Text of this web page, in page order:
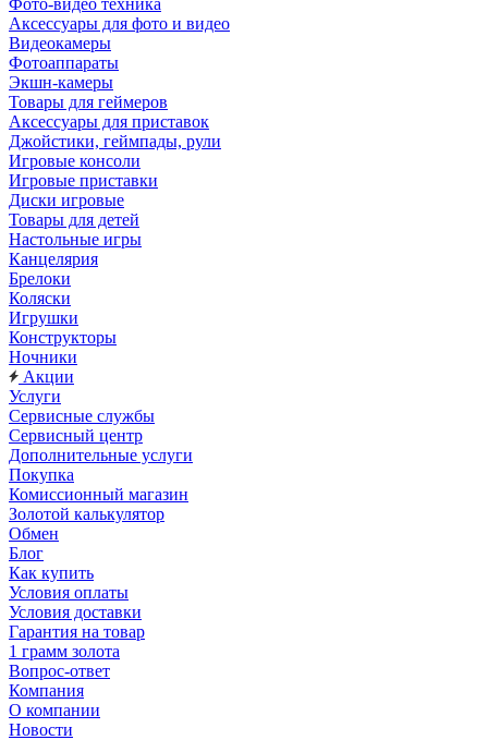
Фото-видео техника
Аксессуары для фото и видео
Видеокамеры
Фотоаппараты
Экшн-камеры
Товары для геймеров
Аксессуары для приставок
Джойстики, геймпады, рули
Игровые консоли
Игровые приставки
Диски игровые
Товары для детей
Настольные игры
Канцелярия
Брелоки
Коляски
Игрушки
Конструкторы
Ночники
Акции
Услуги
Сервисные службы
Сервисный центр
Дополнительные услуги
Покупка
Комиссионный магазин
Золотой калькулятор
Обмен
Блог
Как купить
Условия оплаты
Условия доставки
Гарантия на товар
1 грамм золота
Вопрос-ответ
Компания
О компании
Новости